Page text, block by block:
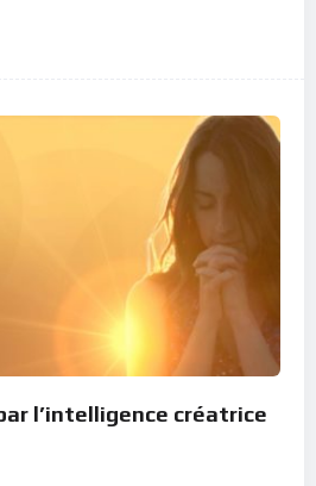
l’intelligence créatrice